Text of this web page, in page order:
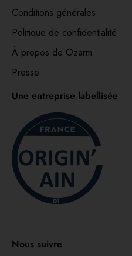
Conditions générales
Politique de confidentialité
À propos de Ozarm
Presse
Une entreprise labellisée
Nous suivre